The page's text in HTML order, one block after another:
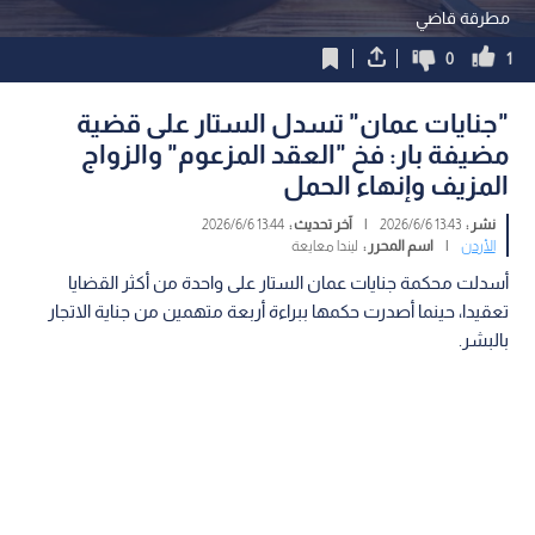
مطرقة قاضي
1
0
"جنايات عمان" تسدل الستار على قضية
مضيفة بار: فخ "العقد المزعوم" والزواج
المزيف وإنهاء الحمل
نشر :13:43 2026/6/6
| آخر تحديث :13:44 2026/6/6
الأردن
| اسم المحرر : ليندا معايعة
أسدلت محكمة جنايات عمان الستار على واحدة من أكثر القضايا
تعقيدا، حينما أصدرت حكمها ببراءة أربعة متهمين من جناية الاتجار
بالبشر.